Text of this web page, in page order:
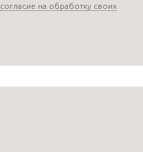
согласие на обработку своих